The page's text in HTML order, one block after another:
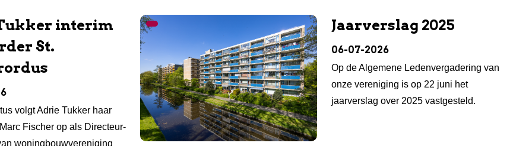
interim
St.
volgt Adrie Tukker haar
Fischer op als Directeur-
woningbouwvereniging
Jaarverslag 2025
06-07-2026
Op de Algemene Ledenvergadering van
onze vereniging is op 22 juni het
jaarverslag over 2025 vastgesteld.